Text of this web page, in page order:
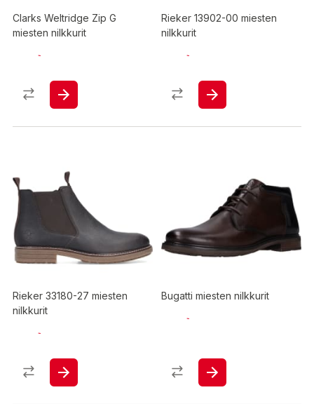
Clarks Weltridge Zip G
miesten nilkkurit
Rieker 13902-00 miesten
nilkkurit
Rieker 33180-27 miesten
nilkkurit
Bugatti miesten nilkkurit